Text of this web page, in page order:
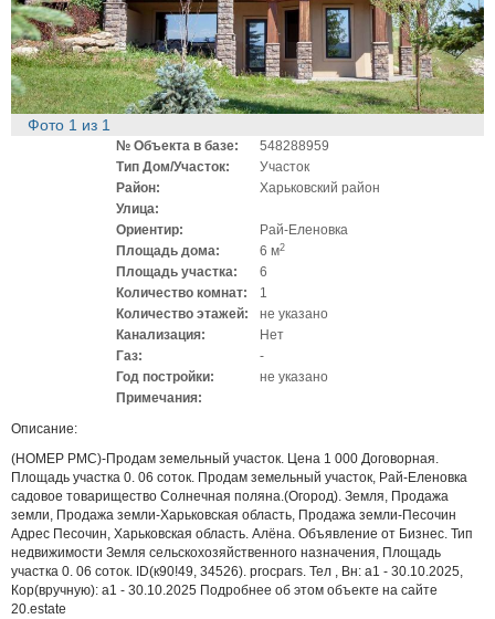
Фото 1 из 1
№ Объекта в базе:
548288959
Тип Дом/Участок:
Участок
Район:
Харьковский район
Улица:
Ориентир:
Рай-Еленовка
Площадь дома:
6 м2
Площадь участка:
6
Количество комнат:
1
Количество этажей:
не указано
Канализация:
Нет
Газ:
-
Год постройки:
не указано
Примечания:
Описание:
(НОМЕР PMC)-Продам земельный участок. Цена 1 000 Договорная.
Площадь участка 0. 06 соток. Продам земельный участок, Рай-Еленовка
садовое товарищество Солнечная поляна.(Огород). Земля, Продажа
земли, Продажа земли-Харьковская область, Продажа земли-Песочин
Адрес Песочин, Харьковская область. Алёна. Объявление от Бизнес. Тип
недвижимости Земля сельскохозяйственного назначения, Площадь
участка 0. 06 соток. ID(к90!49, 34526). procpars. Тел , Вн: a1 - 30.10.2025,
Кор(вручную): a1 - 30.10.2025 Подробнее об этом объекте на сайте
20.estate